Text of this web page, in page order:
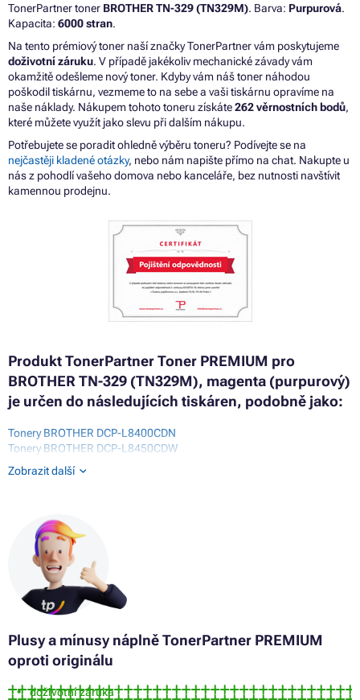
TonerPartner toner BROTHER TN-329 (TN329M). Barva: Purpurová.
Kapacita: 6000 stran.
Na tento prémiový toner naší značky TonerPartner vám poskytujeme
doživotní záruku. V případě jakékoliv mechanické závady vám
okamžitě odešleme nový toner. Kdyby vám náš toner náhodou
poškodil tiskárnu, vezmeme to na sebe a vaši tiskárnu opravíme na
naše náklady. Nákupem tohoto toneru získáte262 věrnostních bodů,
které můžete využít jako slevu při dalším nákupu.
Potřebujete se poradit ohledně výběru toneru? Podívejte se na
nejčastěji kladené otázky, nebo nám napište přímo na chat. Nakupte u
nás z pohodlí vašeho domova nebo kanceláře, bez nutnosti navštívit
kamennou prodejnu.
Produkt TonerPartner Toner PREMIUM pro
BROTHER TN-329 (TN329M), magenta (purpurový)
je určen do následujících tiskáren, podobně jako:
Tonery BROTHER DCP-L8400CDN
Tonery BROTHER DCP-L8450CDW
Tonery BROTHER HL-L8250CDN
Tonery BROTHER HL-L8350 SERIES
Tonery BROTHER HL-L9200CDWT
Tonery BROTHER MFC-L8600CDW
Tonery BROTHER MFC-L8650CDW
Tonery BROTHER MFC-L8850CDW
Zobrazit další
Plusy a mínusy náplněTonerPartner PREMIUM
oproti originálu
doživotní záruka